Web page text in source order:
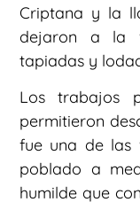
Criptana y la
dejaron a la
tapiadas y
Los trabajos
permitieron
fue una de las
poblado a
humilde que